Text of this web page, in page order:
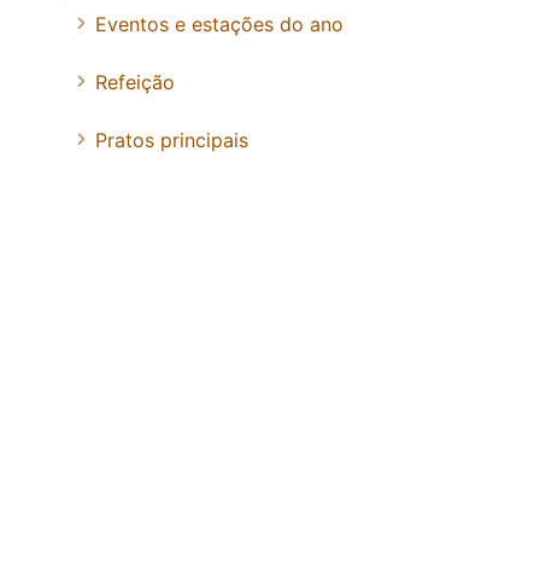
Eventos e estações do ano
Refeição
Pratos principais